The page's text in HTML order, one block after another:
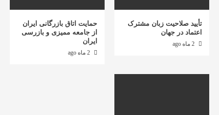
تأیید صلاحیت زبان مشترک
اعتماد در جهان
حمایت اتاق بازرگانی ایران
از جامعه ممیزی و بازرسی
ایران